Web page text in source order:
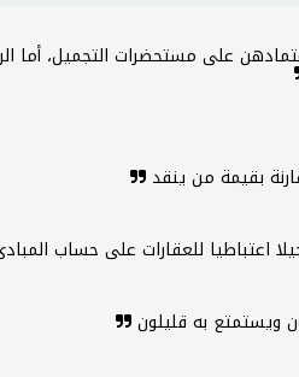
على مستحضرات التجميل، أما
بقيمة من ينقد
اعتباطيا للعقارات على حساب
ويستمتع به قليلون